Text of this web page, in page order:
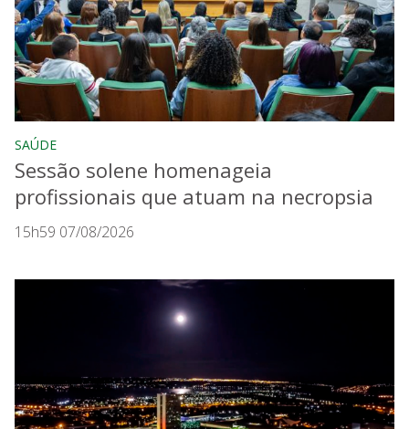
SAÚDE
Sessão solene homenageia
profissionais que atuam na necropsia
15h59 07/08/2026